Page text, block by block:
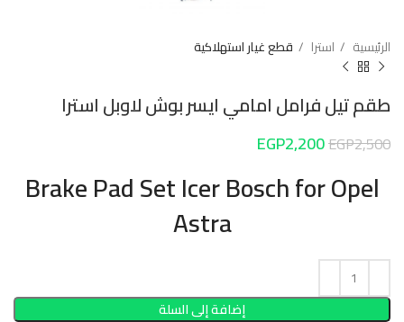
الرئيسية استرا قطع غيار استهلاكية
طقم تيل فرامل امامي ايسر بوش لاوبل استرا
EGP2,500
EGP2,200
Brake Pad Set Icer Bosch for Opel
Astra
إضافة إلى السلة